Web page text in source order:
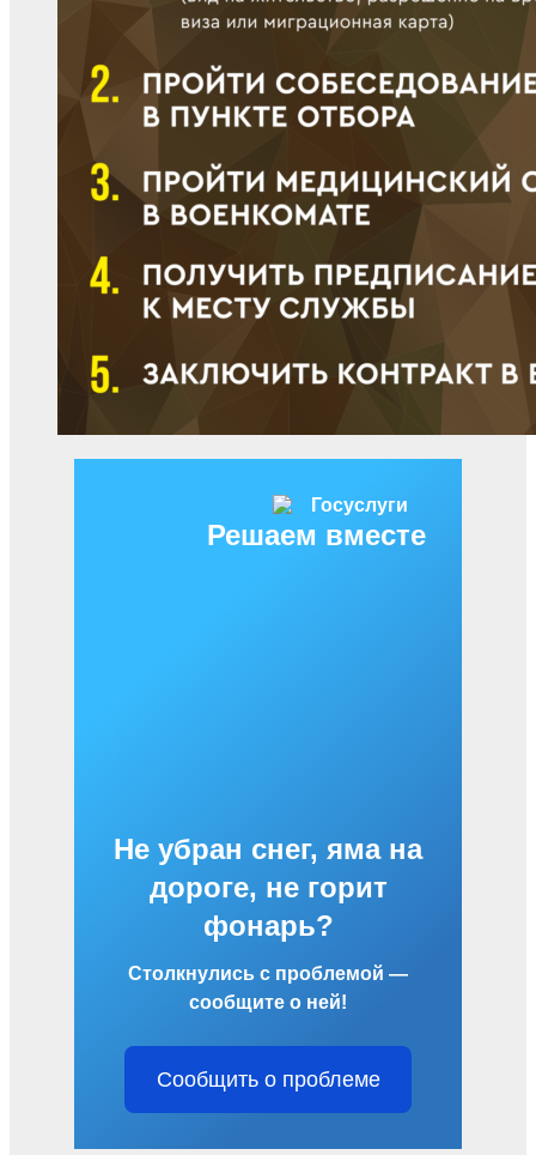
Решаем вместе
Не убран снег, яма на
дороге, не горит
фонарь?
Столкнулись с проблемой —
сообщите о ней!
Сообщить о проблеме